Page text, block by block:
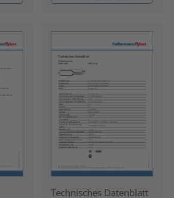
Technisches Datenblatt